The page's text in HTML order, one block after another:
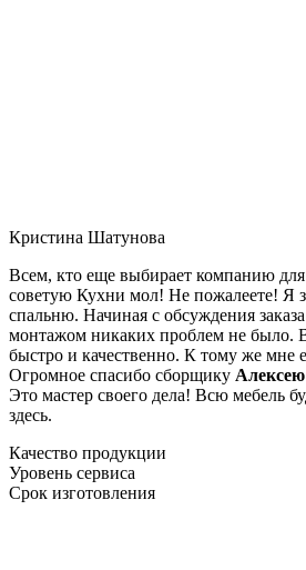
Кристина Шатунова
Всем, кто еще выбирает компанию для
советую Кухни мол! Не пожалеете! Я
спальню. Начиная с обсуждения
монтажом никаких проблем не было.
быстро и качественно. К тому же мне
Огромное спасибо сборщику Алексею
Это мастер своего дела! Всю мебель
здесь.
Качество продукции
Уровень сервиса
Срок изготовления